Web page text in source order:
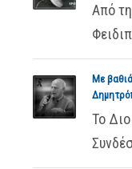
Από
Με
Το